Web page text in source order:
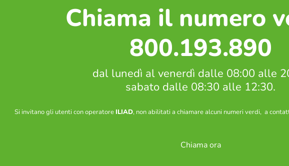
Chiama il numero
800.193.890
dal lunedì al venerdì dalle 08:00 alle
sabato dalle 08:30 alle 12:30.
Si invitano gli utenti con operatore ILIAD, non abilitati a chiamare alcuni numeri verdi, a
Chiama ora